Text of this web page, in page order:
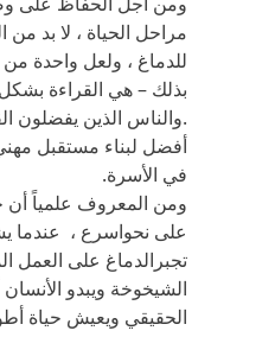
مراحل الحياة ، لا بد من
للدماغ ، ولعل واحدة
بذلك – هي القراءة
.والناس الذين يفضلون
أفضل لبناء مستقبل
في الأسرة.
ومن المعروف علمياً
على نحواسرع ، عندما
تجبرالدماغ على العمل
الشيخوخة ويبدو
الحقيقي ويعيش حياة